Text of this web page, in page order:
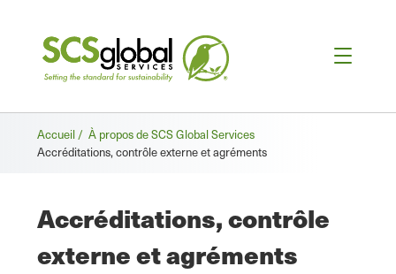
Fil
Accueil / À propos de SCS Global Services
Accréditations, contrôle externe et agréments
Accréditations, contrôle
externe et agréments